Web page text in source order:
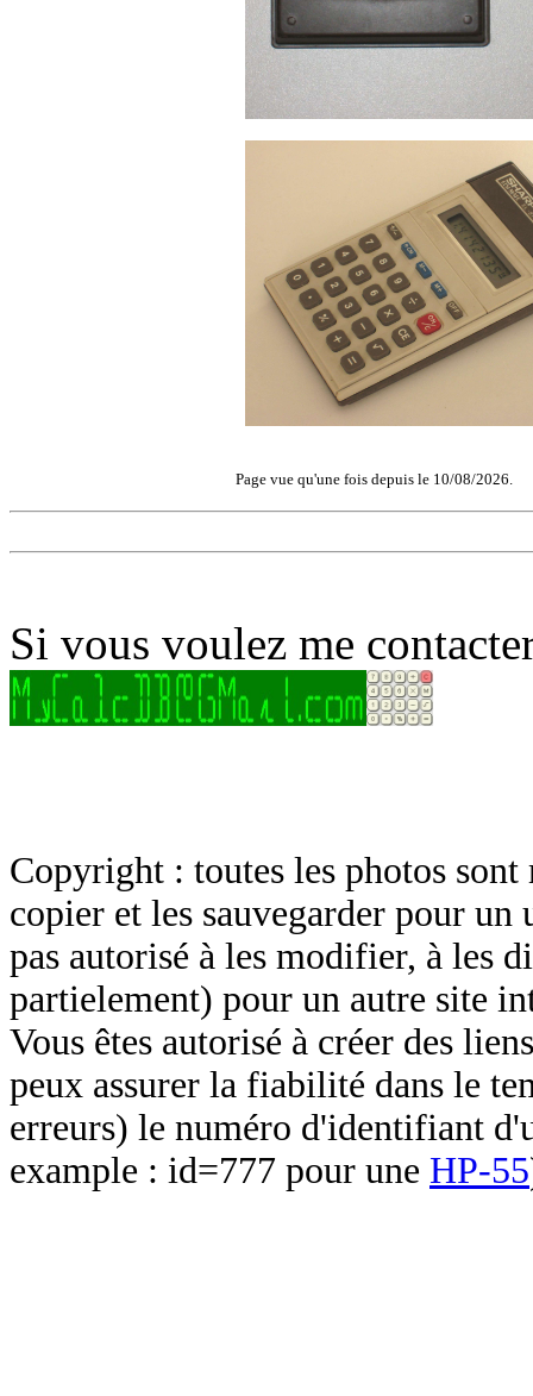
Page vue qu'une fois depuis le 10/08/2026.
Si vous voulez me
Copyright : toutes les photos sont
copier et les sauvegarder pour un
pas autorisé à les modifier, à les
partielement) pour un autre site
Vous êtes autorisé à créer des
peux assurer la fiabilité dans le
erreurs) le numéro d'identifiant
example : id=777 pour une HP-55